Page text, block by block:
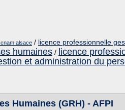
alsace / licence professionnelle
humaines / licence
et administration du
Humaines (GRH) - AFPI